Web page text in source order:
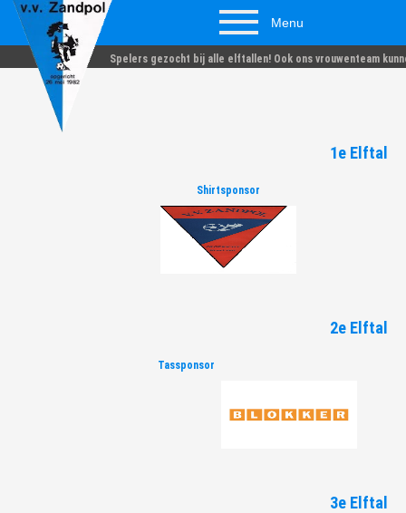
Menu
Spelers gezocht bij alle elftallen! Ook ons vrouwenteam
1e Elftal
Shirtsponsor
2e Elftal
Tassponsor
3e Elftal